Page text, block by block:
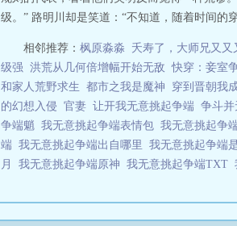
级。” 路明川却是笑道：“不知道，随着时间
相邻推荐： 枫原淼淼 夭寿了，大师兄又又
级强 洪荒从几何倍增幅开始无敌 快穿：妾室
和家人荒野求生 都市之我是魔神 穿到晋朝我
的幻想入侵 官妻 让开我无意挑起争端 争斗
争端魈 我无意挑起争端表情包 我无意挑起争
端 我无意挑起争端出自哪里 我无意挑起争端
月 我无意挑起争端原神 我无意挑起争端TXT